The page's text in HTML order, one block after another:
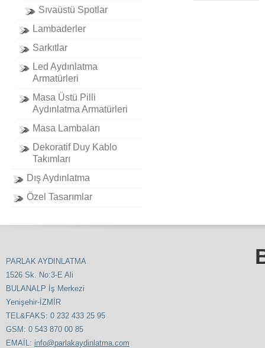
Sıvaüstü Spotlar
Lambaderler
Sarkıtlar
Led Aydınlatma
Armatürleri
Masa Üstü Pilli
Aydınlatma Armatürleri
Masa Lambaları
Dekoratif Duy Kablo
Takımları
Dış Aydınlatma
Özel Tasarımlar
PARLAK AYDINLATMA
1526 Sk. No:3-E Ali
BULANALP İş Merkezi
Yenişehir-İZMİR
TEL&FAKS: 0 232 433 25 95
GSM: 0 543 870 00 85
EMAİL: info@parlakaydinlatma.com